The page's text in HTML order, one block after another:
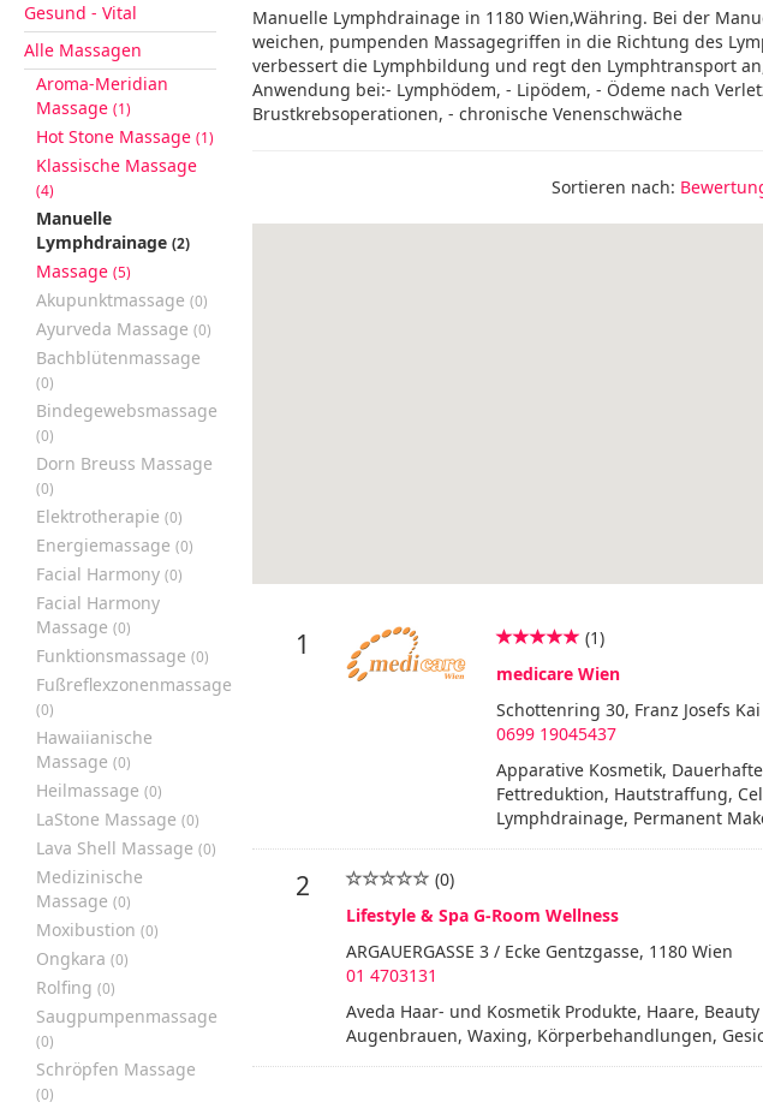
Gesund - Vital
Alle Massagen
Aroma-Meridian
Massage (1)
Hot Stone Massage (1)
Klassische Massage
(4)
Manuelle
Lymphdrainage (2)
Massage (5)
Akupunktmassage (0)
Ayurveda Massage (0)
Bachblütenmassage
(0)
Bindegewebsmassage
(0)
Dorn Breuss Massage
(0)
Elektrotherapie (0)
Energiemassage (0)
Facial Harmony (0)
Facial Harmony
Massage (0)
Funktionsmassage (0)
Fußreflexzonenmassage
(0)
Hawaiianische
Massage (0)
Heilmassage (0)
LaStone Massage (0)
Lava Shell Massage (0)
Medizinische
Massage (0)
Moxibustion (0)
Ongkara (0)
Rolfing (0)
Saugpumpenmassage
(0)
Schröpfen Massage
(0)
Manuelle Lymphdrainage in 1180 Wien,Währing. Bei der
weichen, pumpenden Massagegriffen in die Richtung des
verbessert die Lymphbildung und regt den Lymphtransport
Anwendung bei:- Lymphödem, - Lipödem, - Ödeme nach
Brustkrebsoperationen, - chronische Venenschwäche
Sortieren nach:
1
(1)
medicare Wien
Schottenring 30, Franz Josefs
0699 19045437
Apparative Kosmetik,
Fettreduktion, Hautstraffung,
Lymphdrainage, Permanent
2
(0)
Lifestyle & Spa G-Room Wellness
ARGAUERGASSE 3 / Ecke Gentzgasse, 1180 Wien
01 4703131
Aveda Haar- und Kosmetik Produkte, Haare,
Augenbrauen, Waxing, Körperbehandlungen,